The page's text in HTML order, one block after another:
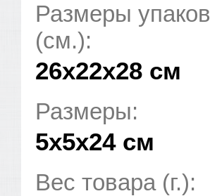
Размеры
(см.):
26x22x28 см
Размеры:
5х5х24 см
Вес товара (г.):